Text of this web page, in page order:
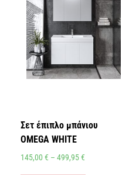
Σετ έπιπλο μπάνιου
OMEGA WHITE
145,00 € – 499,95€